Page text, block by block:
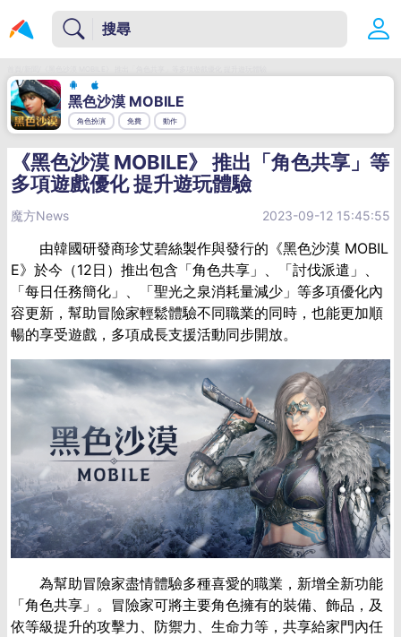
黑色沙漠 MOBILE
角色扮演 免費 動作
《黑色沙漠 MOBILE》 推出「角色共享」等
多項遊戲優化 提升遊玩體驗
魔方News 2023-09-12 15:45:55
由韓國研發商珍艾碧絲製作與發行的《黑色沙漠 MOBIL
E》於今（12日）推出包含「角色共享」、「討伐派遣」、
「每日任務簡化」、「聖光之泉消耗量減少」等多項優化內
容更新，幫助冒險家輕鬆體驗不同職業的同時，也能更加順
暢的享受遊戲，多項成長支援活動同步開放。
為幫助冒險家盡情體驗多種喜愛的職業，新增全新功能
「角色共享」。冒險家可將主要角色擁有的裝備、飾品，及
依等級提升的攻擊力、防禦力、生命力等，共享給家門內任